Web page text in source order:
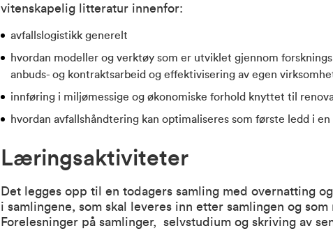
vitenskapelig litteratur innenfor:
avfallslogistikk generelt
hvordan modeller og verktøy som er utviklet gjennom
anbuds- og kontraktsarbeid og effektivisering av egen
innføring i miljømessige og økonomiske forhold knyttet til
hvordan avfallshåndtering kan optimaliseres som første ledd i
Læringsaktiviteter
Det legges opp til en todagers samling med overnatting
i samlingene, som skal leveres inn etter samlingen og
Forelesninger på samlinger, selvstudium og skriving av